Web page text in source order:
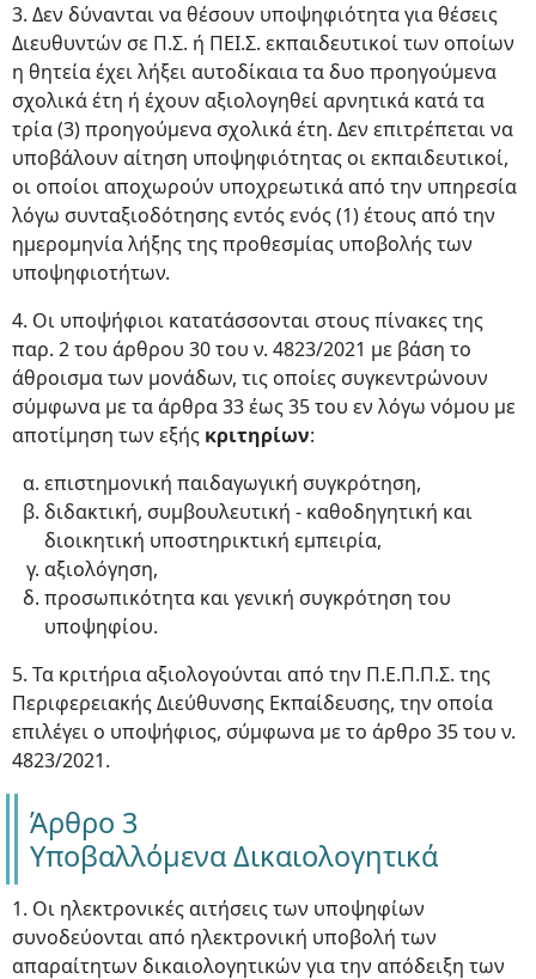
3. Δεν δύνανται να θέσουν υποψηφιότητα για θέσεις
Διευθυντών σε Π.Σ. ή ΠΕΙ.Σ. εκπαιδευτικοί των οποίων
η θητεία έχει λήξει αυτοδίκαια τα δυο προηγούμενα
σχολικά έτη ή έχουν αξιολογηθεί αρνητικά κατά τα
τρία (3) προηγούμενα σχολικά έτη. Δεν επιτρέπεται να
υποβάλουν αίτηση υποψηφιότητας οι εκπαιδευτικοί,
οι οποίοι αποχωρούν υποχρεωτικά από την υπηρεσία
λόγω συνταξιοδότησης εντός ενός (1) έτους από την
ημερομηνία λήξης της προθεσμίας υποβολής των
υποψηφιοτήτων.
4. Οι υποψήφιοι κατατάσσονται στους πίνακες της
παρ. 2 του άρθρου 30 του ν. 4823/2021 με βάση το
άθροισμα των μονάδων, τις οποίες συγκεντρώνουν
σύμφωνα με τα άρθρα 33 έως 35 του εν λόγω νόμου με
αποτίμηση των εξής κριτηρίων:
επιστημονική παιδαγωγική συγκρότηση,
διδακτική, συμβουλευτική - καθοδηγητική και
διοικητική υποστηρικτική εμπειρία,
αξιολόγηση,
προσωπικότητα και γενική συγκρότηση του
υποψηφίου.
5. Τα κριτήρια αξιολογούνται από την Π.Ε.Π.Π.Σ. της
Περιφερειακής Διεύθυνσης Εκπαίδευσης, την οποία
επιλέγει ο υποψήφιος, σύμφωνα με το άρθρο 35 του ν.
4823/2021.
Άρθρο 3
Υποβαλλόμενα Δικαιολογητικά
1. Οι ηλεκτρονικές αιτήσεις των υποψηφίων
συνοδεύονται από ηλεκτρονική υποβολή των
απαραίτητων δικαιολογητικών για την απόδειξη των